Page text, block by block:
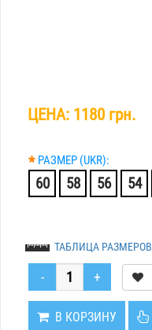
ЦЕНА: 1180 грн.
* РАЗМЕР (UKR):
60 58 56 54
ТАБЛИЦА РАЗМЕРОВ
В КОРЗИНУ